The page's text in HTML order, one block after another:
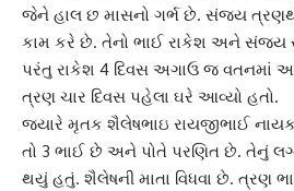
જેને હાલ છ માસનો ગર્ભ છે. સંજય ત્રણથી
કામ કરે છે. તેનો ભાઈ રાકેશ અને સંજય
પરંતુ રાકેશ 4 દિવસ અગાઉ જ વતનમાં
ત્રણ ચાર દિવસ પહેલા ઘરે આવ્યો હતો.
જયારે મૃતક શૈલેષભાઇ રાયજીભાઈ
તો 3 ભાઈ છે અને પોતે પરણિત છે. તેનું
થયું હતું. શૈલેષની માતા વિધવા છે. ત્રણ